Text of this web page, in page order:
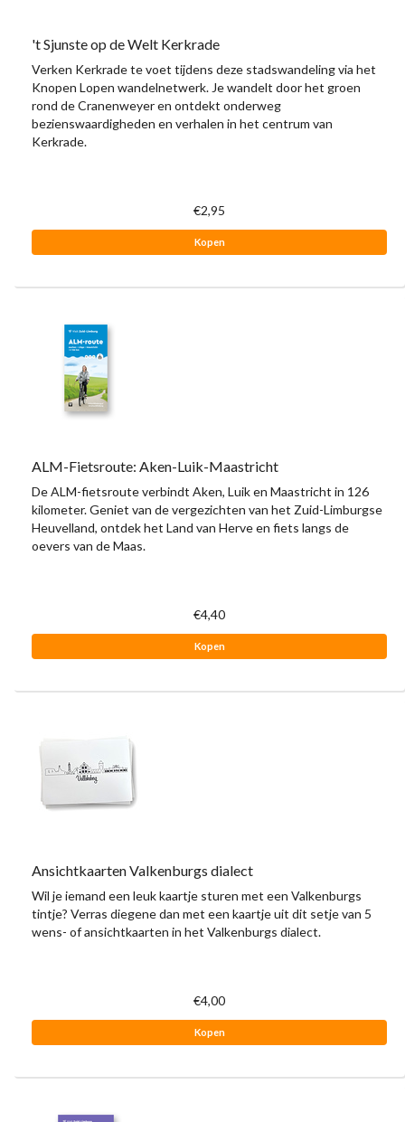
't Sjunste op de Welt Kerkrade
Verken Kerkrade te voet tijdens deze stadswandeling via het
Knopen Lopen wandelnetwerk. Je wandelt door het groen
rond de Cranenweyer en ontdekt onderweg
bezienswaardigheden en verhalen in het centrum van
Kerkrade.
€2,95
Kopen
ALM-Fietsroute: Aken-Luik-Maastricht
De ALM-fietsroute verbindt Aken, Luik en Maastricht in 126
kilometer. Geniet van de vergezichten van het Zuid-Limburgse
Heuvelland, ontdek het Land van Herve en fiets langs de
oevers van de Maas.
€4,40
Kopen
Ansichtkaarten Valkenburgs dialect
Wil je iemand een leuk kaartje sturen met een Valkenburgs
tintje? Verras diegene dan met een kaartje uit dit setje van 5
wens- of ansichtkaarten in het Valkenburgs dialect.
€4,00
Kopen